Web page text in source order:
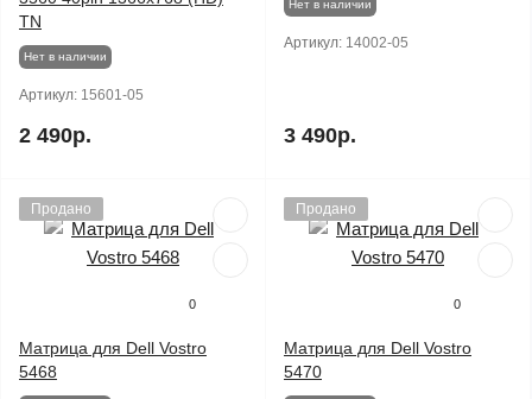
TN
Нет в наличии
Артикул: 15601-05
2 490р.
Нет в наличии
Артикул: 14002-05
3 490р.
Продано
0
Матрица для Dell Vostro
5468
Продано
0
Матрица для Dell Vostro
5470